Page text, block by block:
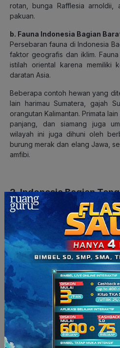
rotan, bunga Rafflesia
pakuan.
b. Fauna Indonesia Bagian
Persebaran fauna di Indonesia
faktor geografis dan iklim.
istilah oriental karena memiliki
daratan Asia.
Beberapa contoh hewan yang
lain harimau Sumatera, gajah
orangutan Kalimantan. Primata
panjang, dan siamang juga
wilayah ini juga dihuni oleh
burung merak dan elang Jawa,
amfibi.
2. Indonesia Bagian
Flora dan fauna wilayah
wilayah Asia dan Australia dan
Tengah Indonesia seperti
dan pulau-pulau kecil
wilayah ini memiliki keunikan
endemik.
a. Flora Indonesia Bagian
Persebaran flora di Indonesia
oleh iklim Am (tropis musim) dan
iklim, faktor alami yang
flora di Indonesia adalah
air, cahaya matahari, dan angin.
Beberapa ciri flora bagian